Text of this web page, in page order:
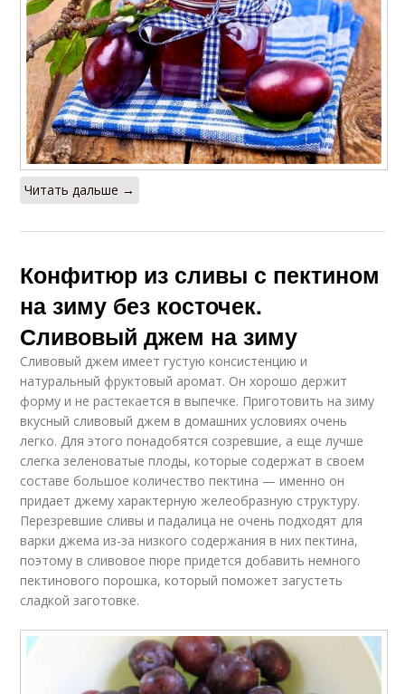
Читать дальше →
Конфитюр из сливы с пектином
на зиму без косточек.
Сливовый джем на зиму
Сливовый джем имеет густую консистенцию и
натуральный фруктовый аромат. Он хорошо держит
форму и не растекается в выпечке. Приготовить на зиму
вкусный сливовый джем в домашних условиях очень
легко. Для этого понадобятся созревшие, а еще лучше
слегка зеленоватые плоды, которые содержат в своем
составе большое количество пектина — именно он
придает джему характерную желеобразную структуру.
Перезревшие сливы и падалица не очень подходят для
варки джема из-за низкого содержания в них пектина,
поэтому в сливовое пюре придется добавить немного
пектинового порошка, который поможет загустеть
сладкой заготовке.